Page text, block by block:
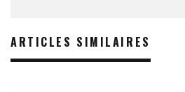
ARTICLES SIMILAIRES